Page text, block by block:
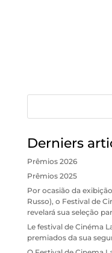
a
i
e
:Derniers
Prêmios 2026
Prêmios 2025
Por ocasião da
Russo), o Festival de
revelará sua seleção
Le festival de Cinéma
premiados da sua